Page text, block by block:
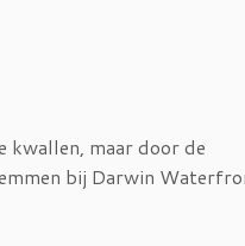
kwallen, maar door de
bij Darwin